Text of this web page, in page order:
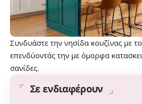
Συνδυάστε την νησίδα κουζίνας με
επενδύοντάς την με όμορφα
σανίδες.
Σε ενδιαφέρουν